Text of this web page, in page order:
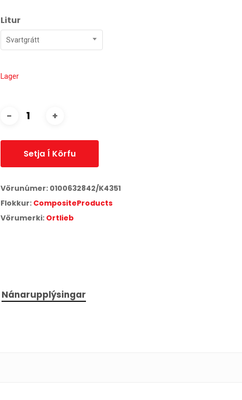
Litur
Svartgrátt
Lager
Setja Í Körfu
Vörunúmer: 0100632842/K4351
Flokkur: CompositeProducts
Vörumerki: Ortlieb
Nánarupplýsingar